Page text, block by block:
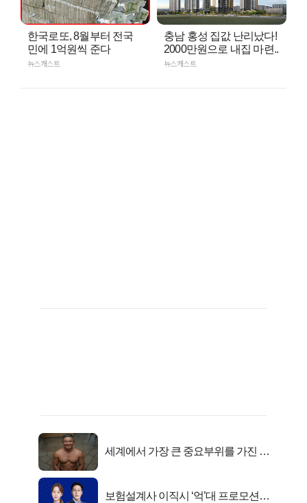
한국로또, 8월부터 전국
민에 1억원씩 준다
뉴스캐스트
충남 홍성 집값 난리났다!
2000만원으로 내집 마련..
뉴스캐스트
세계에서 가장 큰 중요부위를 가진 남
보험설계사 이직시 ‘억’대 프로모션!